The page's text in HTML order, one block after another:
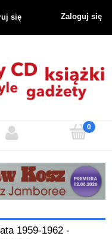
się Zaloguj się
1959-1962 -